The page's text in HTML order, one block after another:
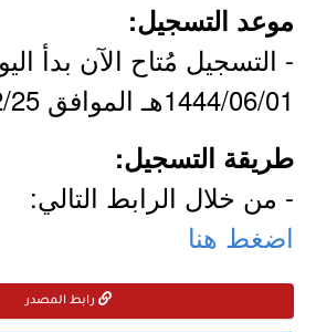
موعد التسجيل:
- التسجيل مُتاح الآن بدأ
1444/06/01هـ الموافق 2022/12/25م.
طريقة التسجيل:
- من خلال الرابط التالي:
اضغط هنا
رابط المصدر